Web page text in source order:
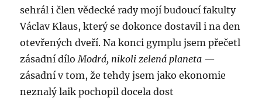
sehrál i člen vědecké rady mojí budoucí fakulty
Václav Klaus, který se dokonce dostavil i na den
otevřených dveří. Na konci gymplu jsem přečetl
zásadní díloModrá, nikoli zelená planeta —
zásadní v tom, že tehdy jsem jako ekonomie
neznalý laik pochopil docela dost